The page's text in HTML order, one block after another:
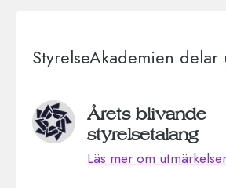
StyrelseAkademien delar
Årets blivande
styrelsetalang
Läs mer om